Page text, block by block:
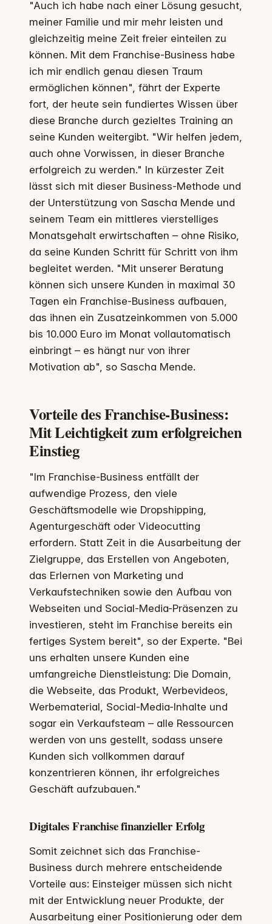
"Auch ich habe nach einer Lösung gesucht,
meiner Familie und mir mehr leisten und
gleichzeitig meine Zeit freier einteilen zu
können. Mit dem Franchise-Business habe
ich mir endlich genau diesen Traum
ermöglichen können", fährt der Experte
fort, der heute sein fundiertes Wissen über
diese Branche durch gezieltes Training an
seine Kunden weitergibt. "Wir helfen jedem,
auch ohne Vorwissen, in dieser Branche
erfolgreich zu werden." In kürzester Zeit
lässt sich mit dieser Business-Methode und
der Unterstützung von Sascha Mende und
seinem Team ein mittleres vierstelliges
Monatsgehalt erwirtschaften – ohne Risiko,
da seine Kunden Schritt für Schritt von ihm
begleitet werden. "Mit unserer Beratung
können sich unsere Kunden in maximal 30
Tagen ein Franchise-Business aufbauen,
das ihnen ein Zusatzeinkommen von 5.000
bis 10.000 Euro im Monat vollautomatisch
einbringt – es hängt nur von ihrer
Motivation ab", so Sascha Mende.
Vorteile des Franchise-Business:
Mit Leichtigkeit zum erfolgreichen
Einstieg
"Im Franchise-Business entfällt der
aufwendige Prozess, den viele
Geschäftsmodelle wie Dropshipping,
Agenturgeschäft oder Videocutting
erfordern. Statt Zeit in die Ausarbeitung der
Zielgruppe, das Erstellen von Angeboten,
das Erlernen von Marketing und
Verkaufstechniken sowie den Aufbau von
Webseiten und Social-Media-Präsenzen zu
investieren, steht im Franchise bereits ein
fertiges System bereit", so der Experte. "Bei
uns erhalten unsere Kunden eine
umfangreiche Dienstleistung: Die Domain,
die Webseite, das Produkt, Werbevideos,
Werbematerial, Social-Media-Inhalte und
sogar ein Verkaufsteam – alle Ressourcen
werden von uns gestellt, sodass unsere
Kunden sich vollkommen darauf
konzentrieren können, ihr erfolgreiches
Geschäft aufzubauen."
Digitales Franchise finanzieller Erfolg
Somit zeichnet sich das Franchise-
Business durch mehrere entscheidende
Vorteile aus: Einsteiger müssen sich nicht
mit der Entwicklung neuer Produkte, der
Ausarbeitung einer Positionierung oder dem